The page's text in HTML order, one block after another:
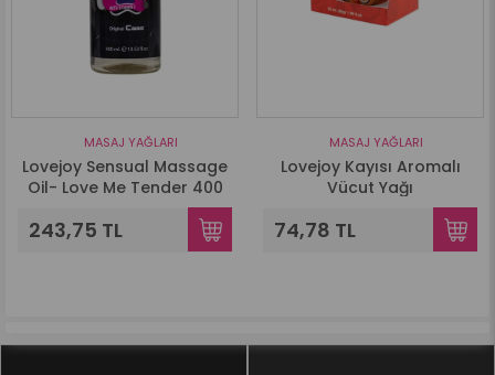
MASAJ YAĞLARI
Lovejoy Sensual Massage
Oil- Love Me Tender 400
243,75 TL
MASAJ YAĞLARI
Lovejoy Kayısı Aromalı
Vücut Yağı
74,78 TL